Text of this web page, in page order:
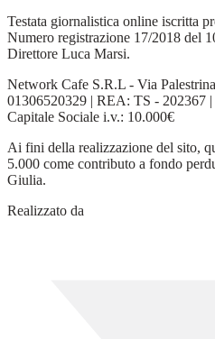
Testata giornalistica online iscritta
Numero registrazione 17/2018 del
Direttore Luca Marsi.
Network Cafe S.R.L - Via
01306520329 | REA: TS - 202367 |
Capitale Sociale i.v.: 10.000€
Ai fini della realizzazione del sito,
5.000 come contributo a fondo
Giulia.
Realizzato da